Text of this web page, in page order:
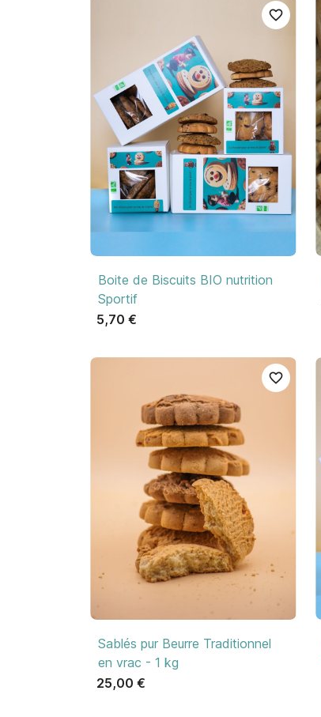
Aperçu rapide
favorite_border
Boite de Biscuits BIO nutrition
Sportif
5,70 €
 Aperçu rapide
favorite_border
Sablés pur Beurre Traditionnel
en vrac - 1 kg
25,00 €